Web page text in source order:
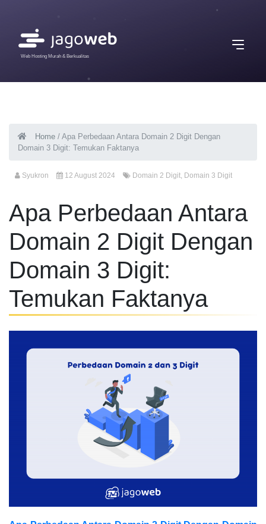
Web Hosting Murah & Berkualitas
Home / Apa Perbedaan Antara Domain 2 Digit Dengan
Domain 3 Digit: Temukan Faktanya
Syukron 12 August 2024 Domain 2 Digit, Domain 3 Digit
Apa Perbedaan Antara
Domain 2 Digit Dengan
Domain 3 Digit:
Temukan Faktanya